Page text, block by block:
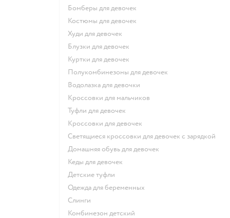
Бомберы для девочек
Костюмы для девочек
Худи для девочек
Блузки для девочек
Куртки для девочек
Полукомбинезоны для девочек
Водолазка для девочки
Кроссовки для мальчиков
Туфли для девочек
Кроссовки для девочек
Светящиеся кроссовки для девочек с зарядкой
Домашняя обувь для девочек
Кеды для девочек
Детские туфли
Одежда для беременных
Слинги
Комбинезон детский